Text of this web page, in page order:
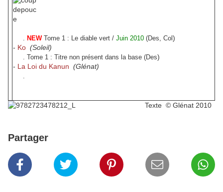
. NEW Tome 1 : Le diable vert / Juin 2010 (Des, Col )
- Ko (Soleil)
. Tome 1 : Titre non présent dans la base (Des)
- La Loi du Kanun (Glénat)
.
Texte © Glénat 2010
Partager